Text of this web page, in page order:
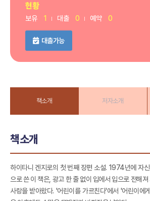
현황
보유 1 대출 0 예약 0
대출가능
책소개 저자소개
책소개
하이타니 겐지로의 첫 번째 장편 소설. 1974년에 자
으로 쓴 이 책은, 광고 한 줄 없이 입에서 입으로 전해져
사랑을 받아왔다. '어린이를 가르친다'에서 '어린이에